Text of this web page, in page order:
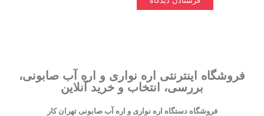
فروشگاه اینترنتی اره نواری و اره آب صابونی،
بررسی، انتخاب و خرید آنلاین
فروشگاه دستگاه اره نواری و اره آب صابونی تهران کار